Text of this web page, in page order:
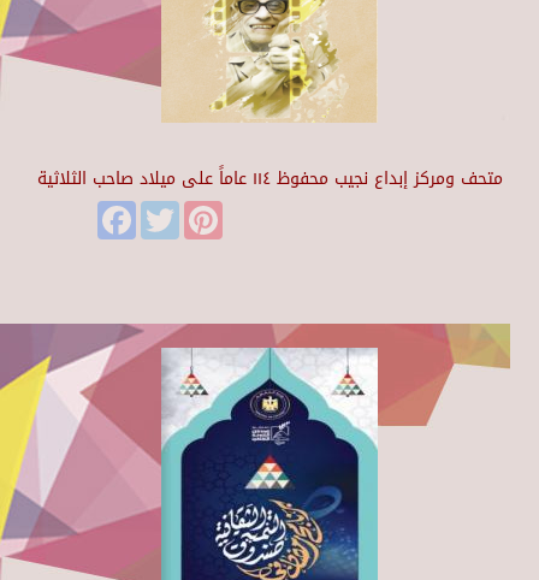
متحف ومركز إبداع نجيب محفوظ ١١٤ عاماً على ميلاد صاحب الثلاثية
FacebookTwitter